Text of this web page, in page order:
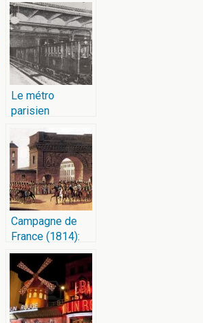
Le métro
parisien
Campagne de
France (1814):
Les Cosaques
entrent dans
Paris